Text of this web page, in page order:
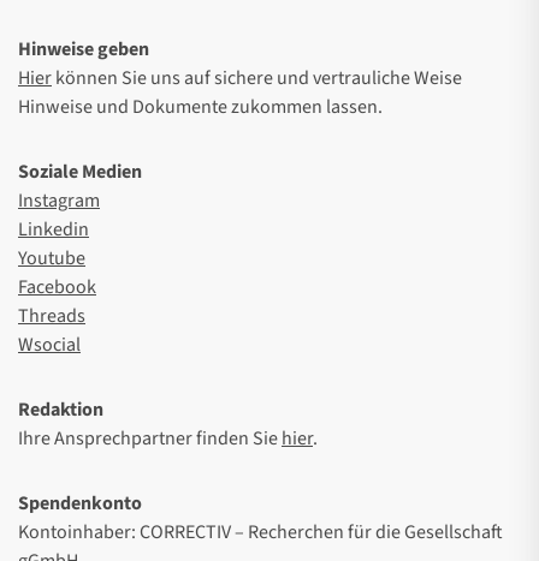
Hinweise geben
Hierkönnen Sie uns auf sichere und vertrauliche Weise
Hinweise und Dokumente zukommen lassen.
Soziale Medien
Instagram
Linkedin
Youtube
Facebook
Threads
Wsocial
Redaktion
Ihre Ansprechpartner finden Siehier.
Spendenkonto
Kontoinhaber: CORRECTIV – Recherchen für die Gesellschaft